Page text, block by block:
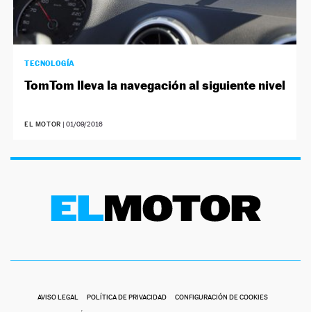
TECNOLOGÍA
TomTom lleva la navegación al siguiente nivel
EL MOTOR | 01/09/2016
AVISO LEGAL POLÍTICA DE PRIVACIDAD CONFIGURACIÓN DE COOKIES